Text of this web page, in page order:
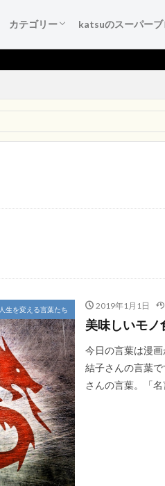
カテゴリー
人生を変える言葉たち
本当にいいものご紹介
得するおすすめ広告集
人生が変わるおすすめ本
初心者のブログ作成備忘録
katsuのスーパーブ
katsuのスーパー
katsuのスーパー
katsuのスーパー
人生を変える言葉たち 2019年1月1日
美味しいモノ
今日の言葉は漫
結子さんの言葉
さんの言葉。「名